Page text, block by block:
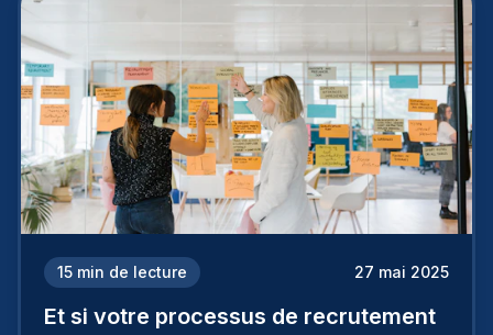
15 min de lecture 27 mai 2025
Et si votre processus de recrutement